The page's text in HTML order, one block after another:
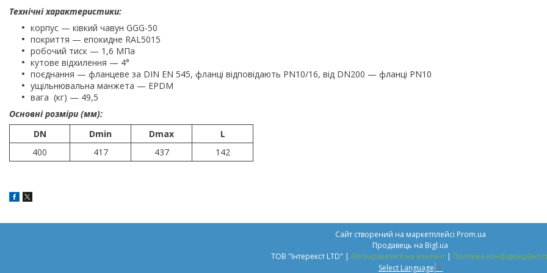
Технічні характеристики:
корпус — ківкий чавун GGG-50
покриття — епокидне RAL5015
робочий тиск — 1,6 МПа
кутове відхилення — 4°
поєднання — фланцеве за DIN EN 545, фланці відповідають PN10/16, від DN200 — фланці PN10
ущільнювальна манжета — EPDM
вага (кг) — 49,5
Основні розміри (мм):
DN
Dmin Dmax
L
400
417 437 142
Сайт створений на маркетплейсі Prom.ua
Продавець на Bigl.ua
ТОВ "Інтерекст LTD" | Поскаржитися на контент | Політика
Select Language ▼